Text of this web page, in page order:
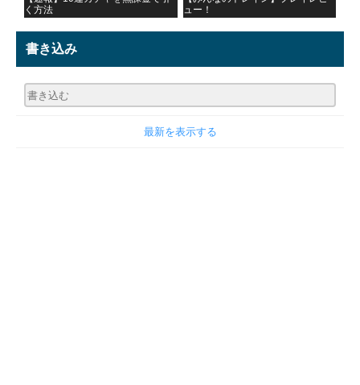
く方法
ュー！
書き込み
最新を表示する